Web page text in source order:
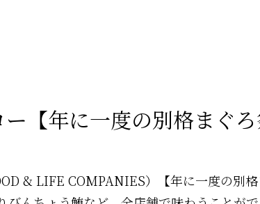
ー【年に一度の別格まぐ
& LIFE COMPANIES）【年に一度の別